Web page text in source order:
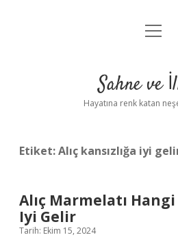
Anasayfa
Yasal
menüyü
Sahne ve
Hayatına renk katan
Etiket:Alıç kansızlığa iyi
Alıç Marmelatı
Iyi Gelir
Tarih: Ekim 15, 2024